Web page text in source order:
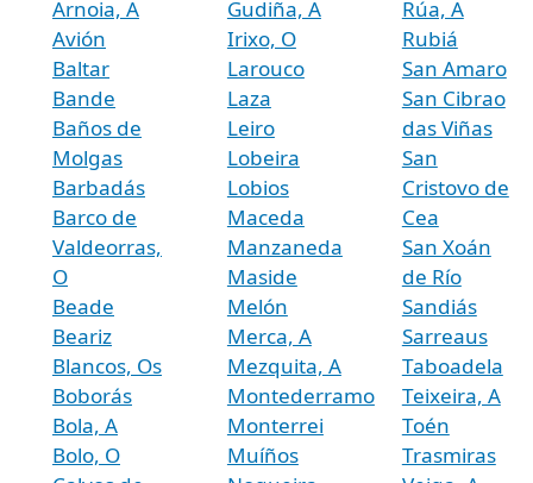
Arnoia, A
Avión
Baltar
Bande
Baños de
Molgas
Barbadás
Barco de
Valdeorras,
O
Beade
Beariz
Blancos, Os
Boborás
Bola, A
Bolo, O
Gudiña, A
Irixo, O
Larouco
Laza
Leiro
Lobeira
Lobios
Maceda
Manzaneda
Maside
Melón
Merca, A
Mezquita, A
Montederramo
Monterrei
Muíños
Rúa, A
Rubiá
San Amaro
San Cibrao
das Viñas
San
Cristovo de
Cea
San Xoán
de Río
Sandiás
Sarreaus
Taboadela
Teixeira, A
Toén
Trasmiras